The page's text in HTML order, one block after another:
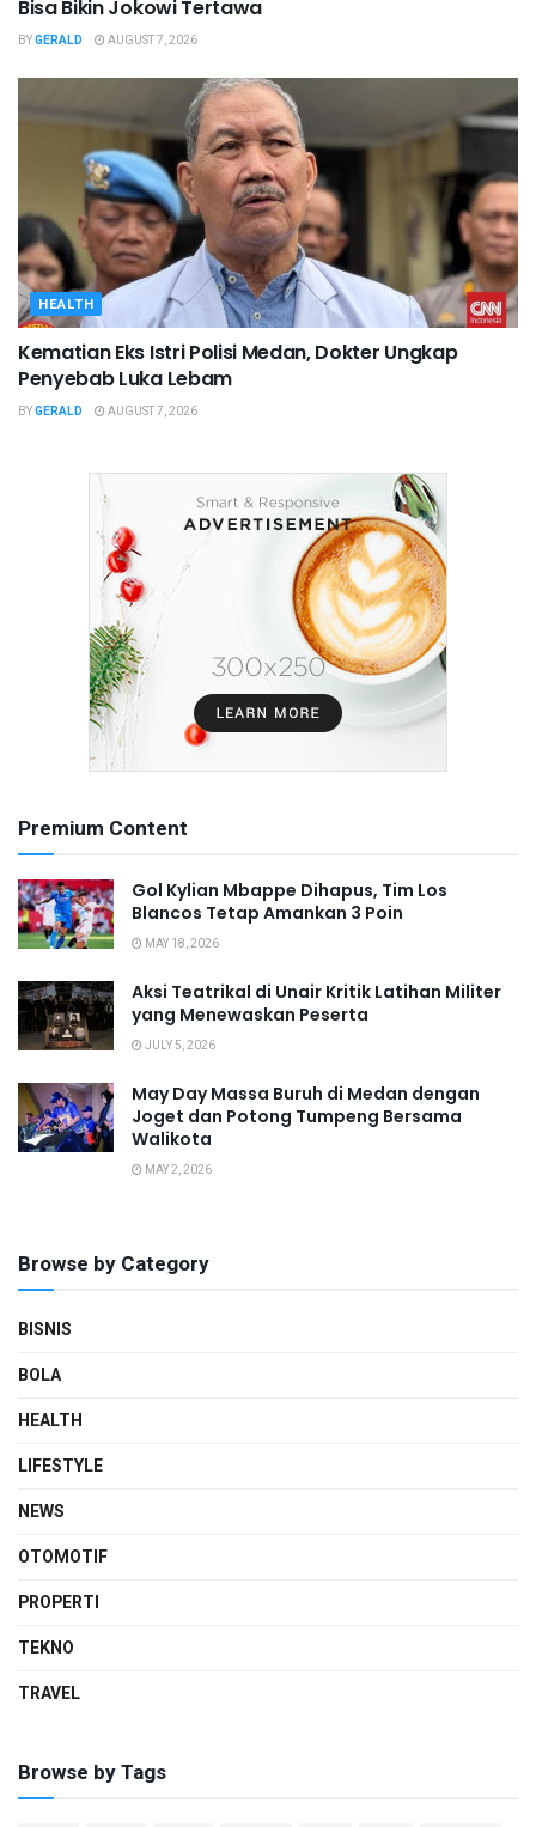
Bisa Bikin Jokowi Tertawa
BYGERALD AUGUST 7, 2026
HEALTH
Kematian Eks Istri Polisi Medan, Dokter Ungkap
Penyebab Luka Lebam
BYGERALD AUGUST 7, 2026
Premium Content
Gol Kylian Mbappe Dihapus, Tim Los
Blancos Tetap Amankan 3 Poin
MAY 18, 2026
Aksi Teatrikal di Unair Kritik Latihan Militer
yang Menewaskan Peserta
JULY 5, 2026
May Day Massa Buruh di Medan dengan
Joget dan Potong Tumpeng Bersama
Walikota
MAY 2, 2026
Browse by Category
BISNIS
BOLA
HEALTH
LIFESTYLE
NEWS
OTOMOTIF
PROPERTI
TEKNO
TRAVEL
Browse by Tags